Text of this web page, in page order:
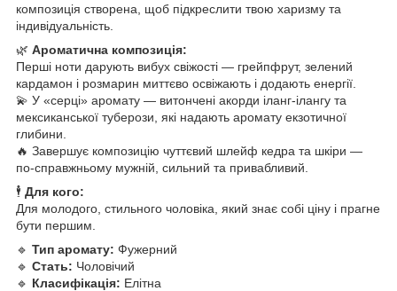
композиція створена, щоб підкреслити твою харизму та
індивідуальність.
🌿 Ароматична композиція:
Перші ноти дарують вибух свіжості — грейпфрут, зелений
кардамон і розмарин миттєво освіжають і додають енергії.
💫 У «серці» аромату — витончені акорди іланг-ілангу та
мексиканської туберози, які надають аромату екзотичної
глибини.
🔥 Завершує композицію чуттєвий шлейф кедра та шкіри —
по-справжньому мужній, сильний та привабливий.
🕴 Для кого:
Для молодого, стильного чоловіка, який знає собі ціну і прагне
бути першим.
🔹 Тип аромату: Фужерний
🔹 Стать: Чоловічий
🔹 Класифікація: Елітна